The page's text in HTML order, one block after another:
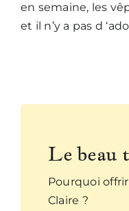
en semaine, les
et il n’y a pas d
Le beau
Pourquoi
Claire ?